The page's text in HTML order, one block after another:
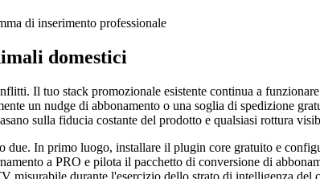
di inserimento professionale
domestici
Il tuo stack promozionale esistente continua a
un nudge di abbonamento o una soglia di spedizione
sulla fiducia costante del prodotto e qualsiasi rottura
due. In primo luogo, installare il plugin core gratuito e
a PRO e pilota il pacchetto di conversione di
misurabile durante l'esercizio dello strato di intelligenza del